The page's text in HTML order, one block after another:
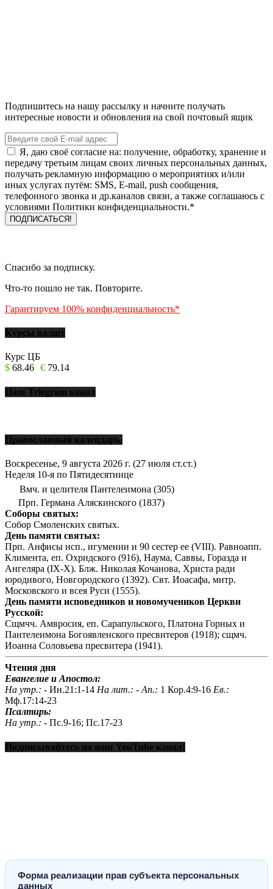
Подпишитесь на нашу рассылку и начните получать
интересные новости и обновления на свой почтовый ящик
Я, даю своё согласие на: получение, обработку, хранение и
передачу третьим лицам своих личных персональных данных,
получать рекламную информацию о мероприятиях и/или
иных услугах путём: SMS, E-mail, push сообщения,
телефонного звонка и др.каналов связи, а также соглашаюсь с
условиями Политики конфиденциальности.*
Спасибо за подписку.
Что-то пошло не так. Повторите.
Гарантируем 100% конфиденциальность*
Курсы валют
Курс ЦБ
$ 68.46 € 79.14
Наш Telegram канал
Православный календарь.
Воскресенье, 9 августа 2026 г. (27 июля ст.ст.)
Неделя 10-я по Пятидесятнице
Вмч. и целителя Пантелеимона (305)
Прп. Германа Аляскинского (1837)
Соборы святых:
Собор Смоленских святых.
День памяти святых:
Прп. Анфисы исп., игумении и 90 сестер ее (VIII). Равноапп.
Климента, еп. Охридского (916), Наума, Саввы, Горазда и
Ангеляра (IX-X). Блж. Николая Кочанова, Христа ради
юродивого, Новгородского (1392). Свт. Иоасафа, митр.
Московского и всея Руси (1555).
День памяти исповедников и новомучеников Церкви
Русской:
Сщмчч. Амвросия, еп. Сарапульского, Платона Горных и
Пантелеимона Богоявленского пресвитеров (1918); сщмч.
Иоанна Соловьева пресвитера (1941).
Чтения дня
Евангелие и Апостол:
На утр.: - Ин.21:1-14 На лит.: - Ап.: 1 Кор.4:9-16 Ев.:
Мф.17:14-23
Псалтирь:
На утр.: - Пс.9-16; Пс.17-23
Подписывайтесь на наш YouTube канал!
Форма реализации прав субъекта персональных
данных